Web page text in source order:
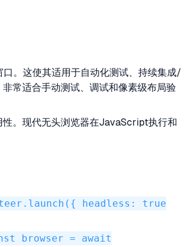
。这使其适用于自动化测试、持续集成/
常适合手动测试、调试和像素级布局验
。现代无头浏览器在JavaScript执行和
headless: true
browser = await